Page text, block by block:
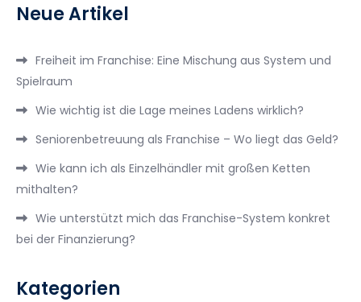
Neue Artikel
Freiheit im Franchise: Eine Mischung aus System und
Spielraum
Wie wichtig ist die Lage meines Ladens wirklich?
Seniorenbetreuung als Franchise – Wo liegt das Geld?
Wie kann ich als Einzelhändler mit großen Ketten
mithalten?
Wie unterstützt mich das Franchise-System konkret
bei der Finanzierung?
Kategorien